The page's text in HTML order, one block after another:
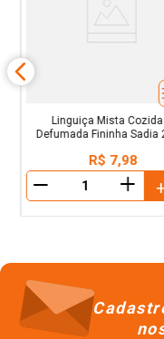
Linguiça Mista
Defumada Fininha Sadia
R$ 7,98
＋